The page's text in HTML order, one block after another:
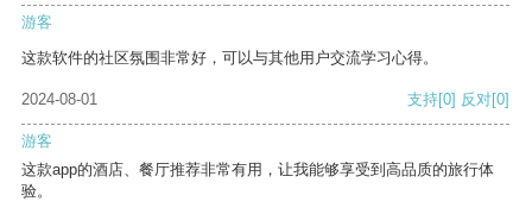
游客
这款软件的社区氛围非常好，可以与其他用户交流学习心得。
2024-08-01 支持[0] 反对[0]
游客
这款app的酒店、餐厅推荐非常有用，让我能够享受到高品质的旅行体
验。